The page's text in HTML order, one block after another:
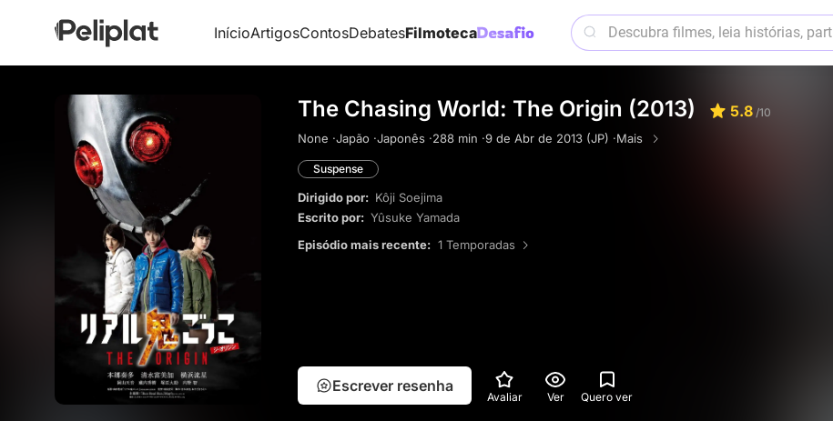
InícioArtigosContosDebatesFilmoteca
The Chasing World: The Origin (2013) 5.8 /10
None ·Japão ·Japonês ·288 min ·9 de Abr de 2013 (JP) ·Mais
Suspense
Dirigido por: Kôji Soejima
Escrito por: Yûsuke Yamada
Episódio mais recente: 1 Temporadas
Escrever resenha
Avaliar Ver Quero ver